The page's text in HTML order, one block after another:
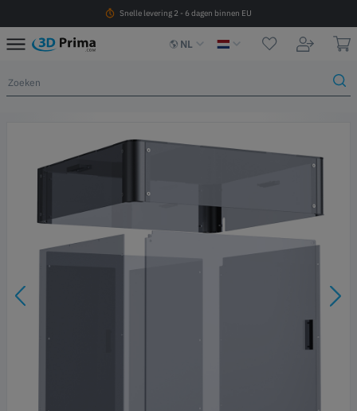
Snelle levering 2 - 6 dagen binnen EU
NL